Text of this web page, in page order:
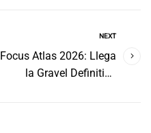
NEXT
Focus Atlas 2026: Llega
la Gravel Definitiva